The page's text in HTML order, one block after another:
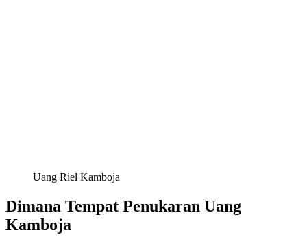
Uang Riel Kamboja
Dimana Tempat Penukaran Uang
Kamboja